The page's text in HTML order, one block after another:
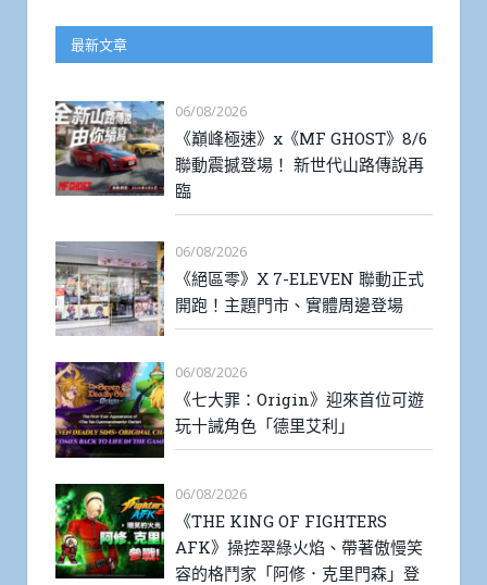
最新文章
06/08/2026
《巔峰極速》x《MF GHOST》8/6
聯動震撼登場！ 新世代山路傳說再
臨
06/08/2026
《絕區零》X 7-ELEVEN 聯動正式
開跑！主題門市、實體周邊登場
06/08/2026
《七大罪：Origin》迎來首位可遊
玩十誡角色「德里艾利」
06/08/2026
《THE KING OF FIGHTERS
AFK》操控翠綠火焰、帶著傲慢笑
容的格鬥家「阿修．克里門森」登